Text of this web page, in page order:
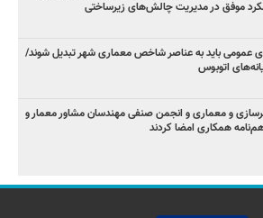
موفق در مدیریت چالش‌های زیرساختی
عمومی باید به عناصر شاخص معماری شهر تبدیل شوند/
اتوبوس
و معماری و انجمن صنفی مهندسان مشاور معمار و
همکاری امضا کردند